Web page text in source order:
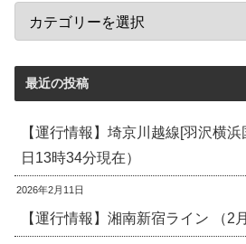
最近の投稿
【運行情報】埼京川越線[羽沢横
日13時34分現在）
2026年2月11日
【運行情報】湘南新宿ライン （2